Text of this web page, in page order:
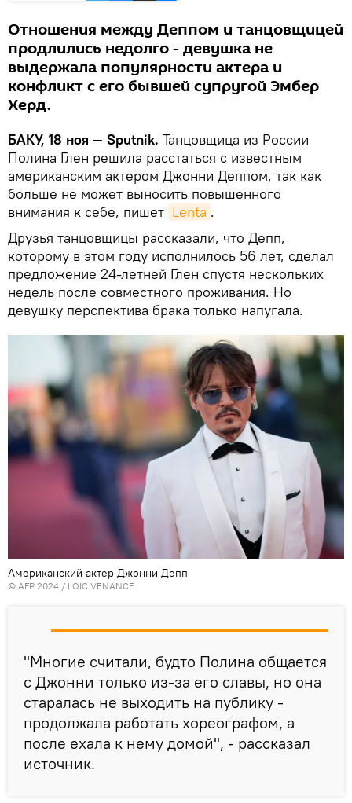
Отношения между Деппом и танцовщицей
продлились недолго - девушка не
выдержала популярности актера и
конфликт с его бывшей супругой Эмбер
Херд.
БАКУ, 18 ноя — Sputnik. Танцовщица из России
Полина Глен решила расстаться с известным
американским актером Джонни Деппом, так как
больше не может выносить повышенного
внимания к себе, пишет Lenta .
Друзья танцовщицы рассказали, что Депп,
которому в этом году исполнилось 56 лет, сделал
предложение 24-летней Глен спустя нескольких
недель после совместного проживания. Но
девушку перспектива брака только напугала.
Американский актер Джонни Депп
© AFP 2024 / LOIC VENANCE
"Многие считали, будто Полина общается
с Джонни только из-за его славы, но она
старалась не выходить на публику -
продолжала работать хореографом, а
после ехала к нему домой", - рассказал
источник.